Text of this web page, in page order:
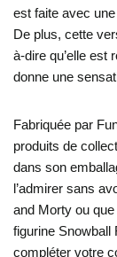
est faite avec
De plus, cette
à-dire qu’elle est
donne une
Fabriquée par
produits de
dans son
l’admirer sans
and Morty ou
figurine Snowball
compléter votre